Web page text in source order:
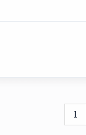
1